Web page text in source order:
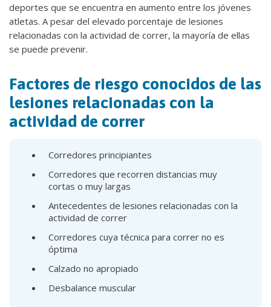
deportes que se encuentra en aumento entre los jóvenes
atletas. A pesar del elevado porcentaje de lesiones
relacionadas con la actividad de correr, la mayoría de ellas
se puede prevenir.
Factores de riesgo conocidos de las
lesiones relacionadas con la
actividad de correr
Corredores principiantes
Corredores que recorren distancias muy
cortas o muy largas
Antecedentes de lesiones relacionadas con la
actividad de correr
Corredores cuya técnica para correr no es
óptima
Calzado no apropiado
Desbalance muscular